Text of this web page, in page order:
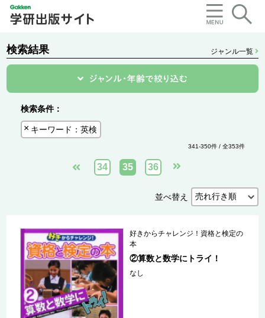
検索結果 ジャンル一覧
検索条件：
キーワード：英検
341-350件 / 全353件
34 35 36
並べ替え
好きからチャレンジ！資格と検定の
本
②算数と数学にトライ！
なし